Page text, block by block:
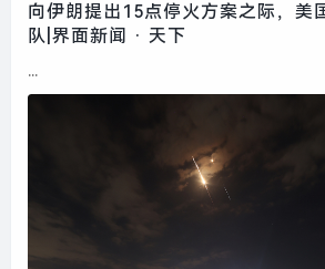
向伊朗提出15点停火方案之际，美
队|界面新闻 · 天下
...